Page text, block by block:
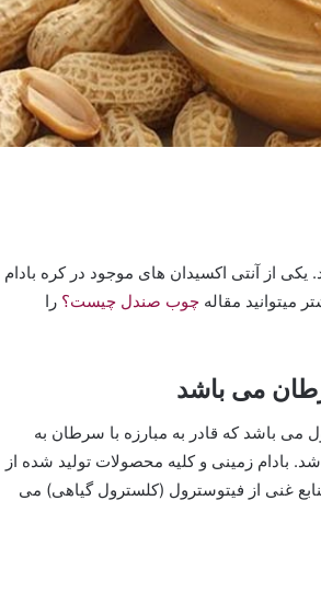
از آنتی اکسیدان های موجود در کره بادام
میتوانید مقالهچوب صندل چیست؟را
می باشد
باشد که قادر به مبارزه با سرطان به
زمینی و کلیه محصولات تولید شده از
غنی از فیتوسترول (کلسترول گیاهی) می